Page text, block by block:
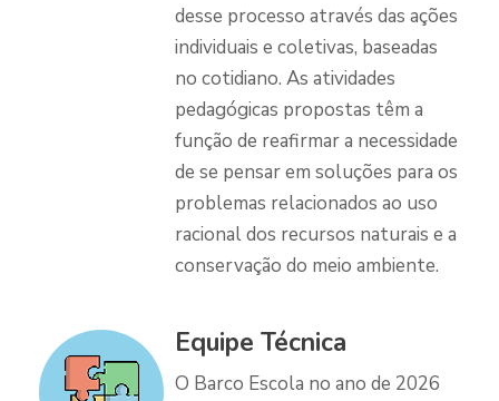
desse processo através das ações
individuais e coletivas, baseadas
no cotidiano. As atividades
pedagógicas propostas têm a
função de reafirmar a necessidade
de se pensar em soluções para os
problemas relacionados ao uso
racional dos recursos naturais e a
conservação do meio ambiente.
Equipe Técnica
O Barco Escola no ano de 2026